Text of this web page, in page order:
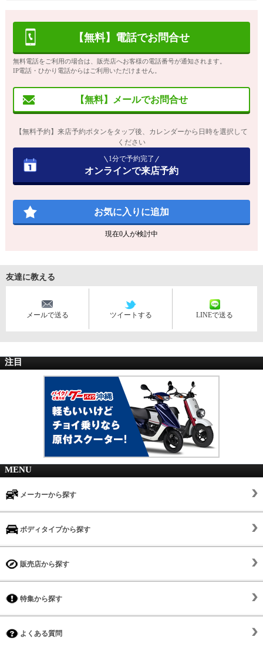
【無料】電話でお問合せ
無料電話をご利用の場合は、販売店へお客様の電話番号が通知されます。
IP電話・ひかり電話からはご利用いただけません。
【無料】メールでお問合せ
【無料予約】来店予約ボタンをタップ後、カレンダーから日時を選択して
ください
1分で予約完了
オンラインで来店予約
お気に入りに追加
現在0人が検討中
友達に教える
メールで送る ツイートする LINEで送る
注目
MENU
メーカーから探す
ボディタイプから探す
販売店から探す
特集から探す
よくある質問